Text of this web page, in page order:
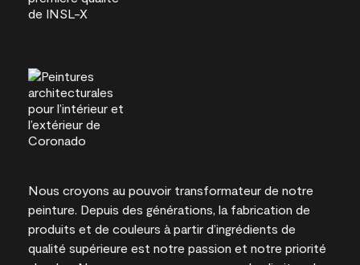
Nous croyons au pouvoir transformateur de notre
peinture. Depuis des générations, la fabrication de
produits et de couleurs à partir d’ingrédients de
qualité supérieure est notre passion et notre priorité